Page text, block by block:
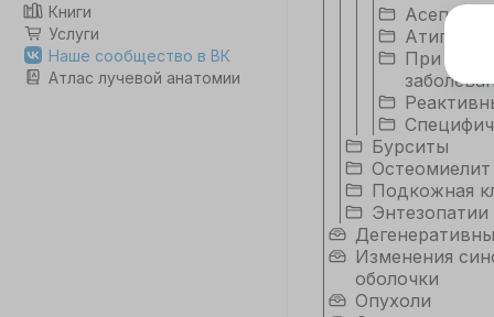
Книги
Услуги
Наше сообщество в ВК
Атлас лучевой анатомии
При
Бурситы
Остеомиелит
Подкожная
Энтезопатии
Изменения
оболочки
Опухоли